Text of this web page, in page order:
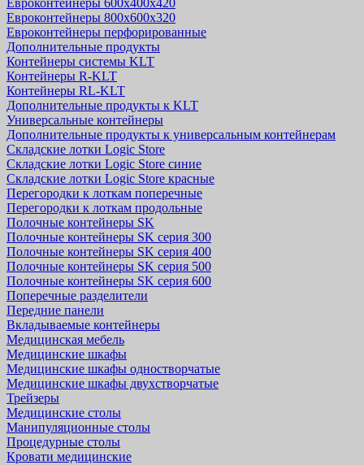
Евроконтейнеры 600х400х420
Евроконтейнеры 800х600х320
Евроконтейнеры перфорированные
Дополнительные продукты
Контейнеры системы KLT
Контейнеры R-KLT
Контейнеры RL-KLT
Дополнительные продукты к KLT
Универсальные контейнеры
Дополнительные продукты к универсальным контейнерам
Складские лотки Logic Store
Складские лотки Logic Store синие
Складские лотки Logic Store красные
Перегородки к лоткам поперечные
Перегородки к лоткам продольные
Полочные контейнеры SK
Полочные контейнеры SK серия 300
Полочные контейнеры SK серия 400
Полочные контейнеры SK серия 500
Полочные контейнеры SK серия 600
Поперечные разделители
Передние панели
Вкладываемые контейнеры
Медицинская мебель
Медицинские шкафы
Медицинские шкафы одностворчатые
Медицинские шкафы двухстворчатые
Трейзеры
Медицинские столы
Манипуляционные столы
Процедурные столы
Кровати медицинские